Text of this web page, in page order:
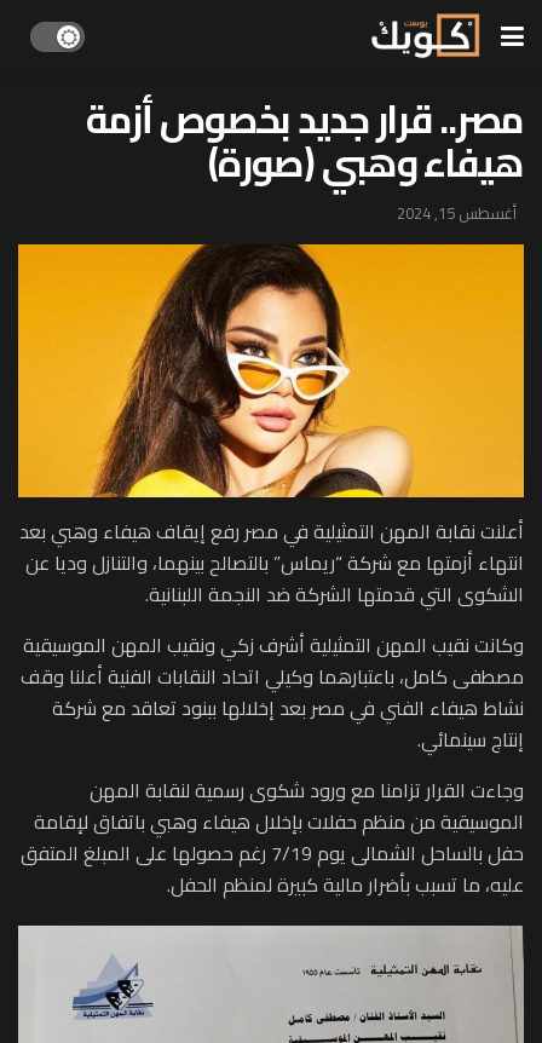
مصر.. قرار جديد بخصوص أزمة
هيفاء وهبي (صورة)
أغسطس 15, 2024
أعلنت نقابة المهن التمثيلية في مصر رفع إيقاف هيفاء وهبي بعد
انتهاء أزمتها مع شركة “ريماس” بالتصالح بينهما، والتنازل وديا عن
الشكوى التي قدمتها الشركة ضد النجمة اللبنانية.
وكانت نقيب المهن التمثيلية أشرف زكي ونقيب المهن الموسيقية
مصطفى كامل، باعتبارهما وكيلي اتحاد النقابات الفنية أعلنا وقف
نشاط هيفاء الفني في مصر بعد إخلالها ببنود تعاقد مع شركة
إنتاج سينمائي.
وجاءت القرار تزامنا مع ورود شكوى رسمية لنقابة المهن
الموسيقية من منظم حفلات بإخلال هيفاء وهبي باتفاق لإقامة
حفل بالساحل الشمالى يوم 7/19 رغم حصولها على المبلغ المتفق
عليه، ما تسبب بأضرار مالية كبيرة لمنظم الحفل.